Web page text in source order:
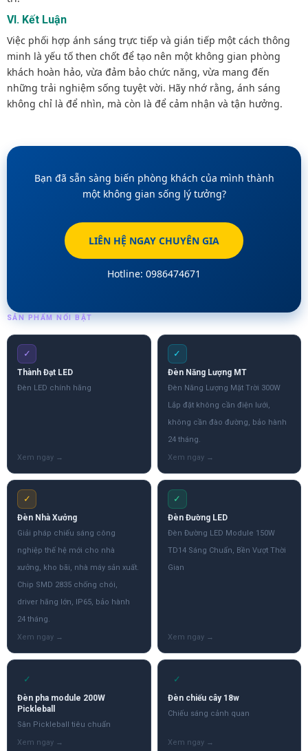
VI. Kết Luận
Việc phối hợp ánh sáng trực tiếp và gián tiếp một cách thông
minh là yếu tố then chốt để tạo nên một không gian phòng
khách hoàn hảo, vừa đảm bảo chức năng, vừa mang đến
những trải nghiệm sống tuyệt vời. Hãy nhớ rằng, ánh sáng
không chỉ là để nhìn, mà còn là để cảm nhận và tận hưởng.
Bạn đã sẵn sàng biến phòng khách của mình thành
một không gian sống lý tưởng?
LIÊN HỆ NGAY CHUYÊN GIA
Hotline: 0986474671
SẢN PHẨM NỔI BẬT
✓
Thành Đạt LED
Đèn LED chính hãng
✓
Đèn Năng Lượng MT
Đèn Năng Lượng Mặt Trời 300W
Lắp đặt không cần điện lưới,
không cần đào đường, bảo hành
24 tháng.
✓
Đèn Nhà Xưởng
Giải pháp chiếu sáng công
nghiệp thế hệ mới cho nhà
xưởng, kho bãi, nhà máy sản xuất.
Chip SMD 2835 chống chói,
driver hãng lớn, IP65, bảo hành
24 tháng.
✓
Đèn Đường LED
Đèn Đường LED Module 150W
TD14 Sáng Chuẩn, Bền Vượt Thời
Gian
✓
Đèn pha module 200W
Pickleball
Sân Pickleball tiêu chuẩn
✓
Đèn chiếu cây 18w
Chiếu sáng cảnh quan